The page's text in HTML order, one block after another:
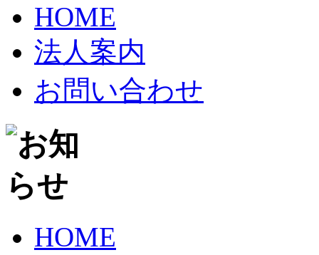
HOME
法人案内
お問い合わせ
HOME